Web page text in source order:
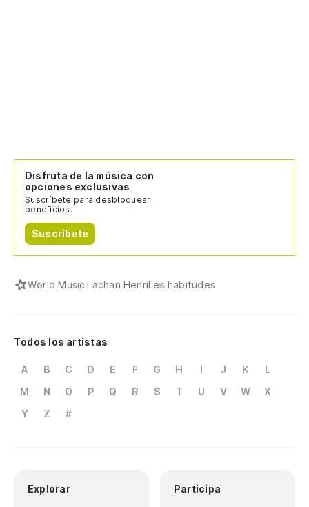
Disfruta de la música con
opciones exclusivas
Suscríbete para desbloquear
beneficios.
Suscríbete
World MusicTachan HenriLes habitudes
Todos los artistas
A B C D E F G H I J K
L
M
N O P Q R S T U V W
X
Y
Z #
Explorar Participa